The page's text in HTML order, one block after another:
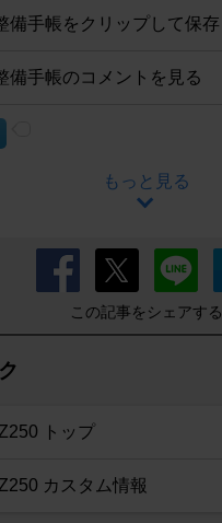
備手帳をクリップして保存
備手帳のコメントを見る
もっと見る
この記事をシェアする
トップ
カスタム情報